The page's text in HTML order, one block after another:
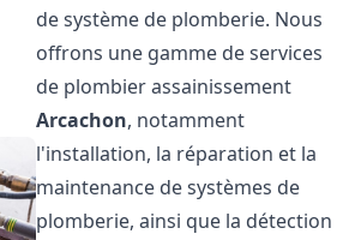
de système de plomberie. Nous
offrons une gamme de services
de plombier assainissement
Arcachon, notamment
l'installation, la réparation et la
maintenance de systèmes de
plomberie, ainsi que la détection